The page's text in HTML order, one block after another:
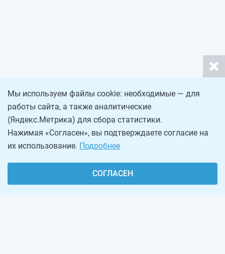
Мы используем файлы cookie: необходимые — для
работы сайта, а также аналитические
(Яндекс.Метрика) для сбора статистики.
Нажимая «Согласен», вы подтверждаете согласие на
их использование. Подробнее
СОГЛАСЕН